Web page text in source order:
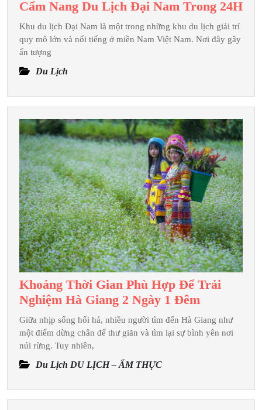
Cẩm Nang Du Lịch Đại Nam Trong 24H
Khu du lịch Đại Nam là một trong những khu du lịch giải trí
quy mô lớn và nổi tiếng ở miền Nam Việt Nam. Nơi đây gây
ấn tượng
Du Lịch
Khoảng Thời Gian Phù Hợp Để Trải
Nghiệm Hà Giang 2 Ngày 1 Đêm
Thời
Gian
Trải
Giữa nhịp sống hối hả, nhiều người tìm đến Hà Giang như
một điểm dừng chân để thư giãn và tìm lại sự bình yên nơi
núi rừng. Tuy nhiên,
Du Lịch DU LỊCH – ẨM THỰC